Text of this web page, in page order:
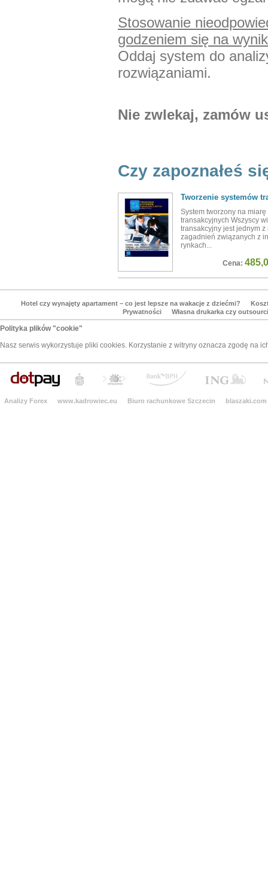
Stosowanie
godzeniem się na
Oddaj system do
rozwiązaniami.
Nie zwlekaj, zamów
Czy zapoznałeś
Tworzenie systemów
System tworzony na
transakcyjnych Wszyscy
transakcyjny jest jednym
zagadnień związanych z
rynkach...
Cena:
Hotel czy wynajęty apartament – co jest lepsze na wakacje z dziećmi?
Prywatności
Własna drukarka czy
Polityka plików "cookie"
Nasz serwis wykorzystuje pliki cookies. Korzystanie z witryny oznacza zgodę na
Analizy Forex www.kadrowiec.eu Biuro rachunkowe Szczecin blaszaki.com